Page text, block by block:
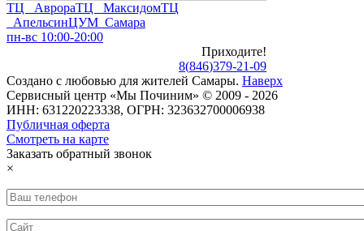
ТЦ АврораТЦ МаксидомТЦ
АпельсинЦУМ Самара
пн-вс 10:00-20:00
Приходите!
8(846)379-21-09
Создано с любовью для жителей Самары. Наверх
Сервисный центр «Мы Починим» © 2009 - 2026
ИНН: 631220223338, ОГРН: 323632700006938
Публичная оферта
Смотреть на карте
Заказать обратный звонок
×